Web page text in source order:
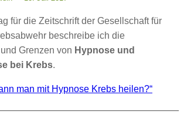
für die Zeitschrift der Gesellschaft für
beschreibe ich die
Grenzen von Hypnose und
bei Krebs.
man mit Hypnose Krebs heilen?“